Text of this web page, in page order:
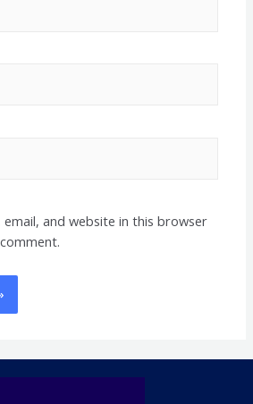
email, and website in this browser